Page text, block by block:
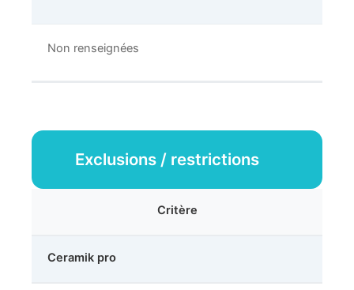
Non renseignées
Exclusions / restrictions
Critère
Ceramik pro